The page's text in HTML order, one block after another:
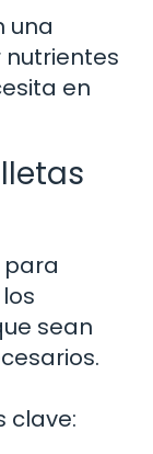
una
en
sean
clave: